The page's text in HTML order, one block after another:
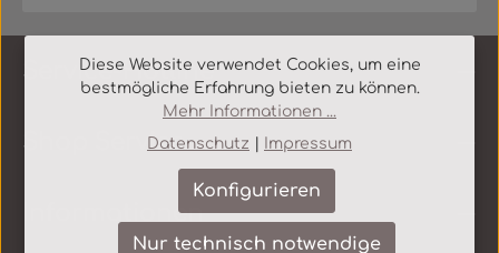
Service-Hotline
Shop Service
Informationen
Diese Website verwendet Cookies, um eine
bestmögliche Erfahrung bieten zu können.
Mehr Informationen ...
Datenschutz
Impressum
Nur technisch notwendige
Konfigurieren